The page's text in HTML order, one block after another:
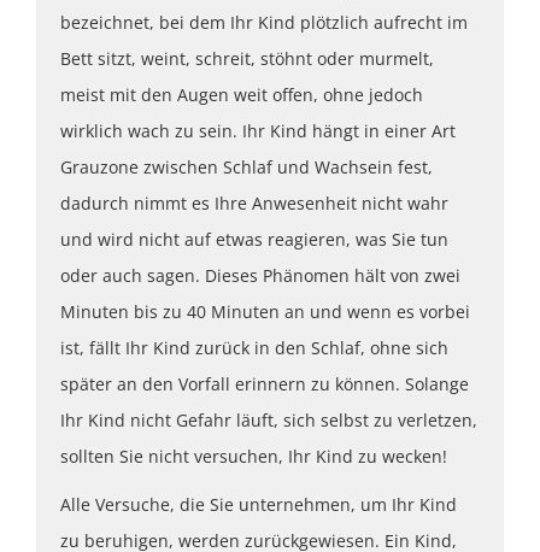
bezeichnet, bei dem Ihr Kind plötzlich aufrecht im
Bett sitzt, weint, schreit, stöhnt oder murmelt,
meist mit den Augen weit offen, ohne jedoch
wirklich wach zu sein. Ihr Kind hängt in einer Art
Grauzone zwischen Schlaf und Wachsein fest,
dadurch nimmt es Ihre Anwesenheit nicht wahr
und wird nicht auf etwas reagieren, was Sie tun
oder auch sagen. Dieses Phänomen hält von zwei
Minuten bis zu 40 Minuten an und wenn es vorbei
ist, fällt Ihr Kind zurück in den Schlaf, ohne sich
später an den Vorfall erinnern zu können. Solange
Ihr Kind nicht Gefahr läuft, sich selbst zu verletzen,
sollten Sie nicht versuchen, Ihr Kind zu wecken!
Alle Versuche, die Sie unternehmen, um Ihr Kind
zu beruhigen, werden zurückgewiesen. Ein Kind,